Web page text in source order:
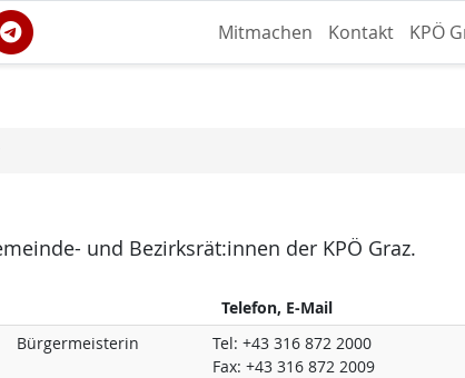
Mitmachen Kontakt KPÖ
und Bezirksrät:innen der KPÖ Graz.
Telefon, E-Mail
Bürgermeisterin Tel:+43 316 872 2000
Fax:+43 316 872 2009